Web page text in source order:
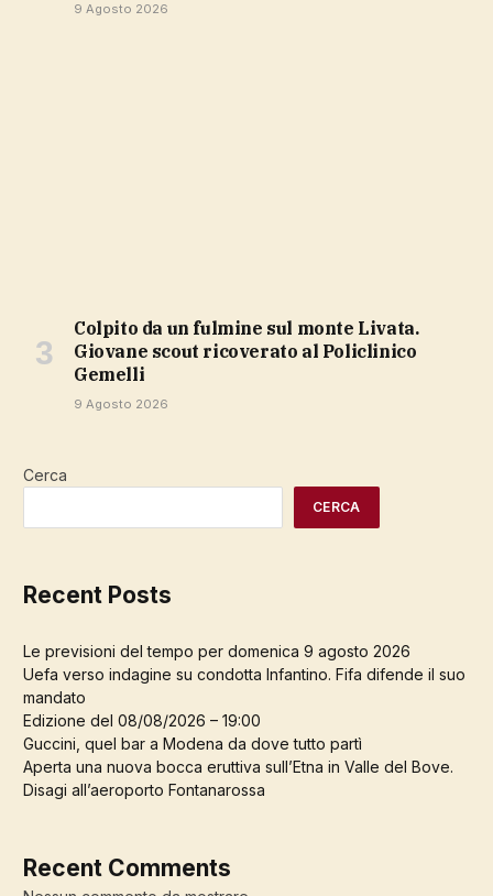
9 Agosto 2026
Colpito da un fulmine sul monte Livata.
Giovane scout ricoverato al Policlinico
Gemelli
9 Agosto 2026
Cerca
CERCA
Recent Posts
Le previsioni del tempo per domenica 9 agosto 2026
Uefa verso indagine su condotta Infantino. Fifa difende il suo
mandato
Edizione del 08/08/2026 – 19:00
Guccini, quel bar a Modena da dove tutto partì
Aperta una nuova bocca eruttiva sull’Etna in Valle del Bove.
Disagi all’aeroporto Fontanarossa
Recent Comments